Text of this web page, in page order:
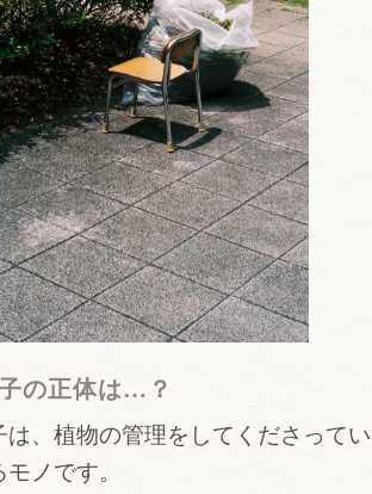
の正体は…？
は、植物の管理をしてくださって
ノです。